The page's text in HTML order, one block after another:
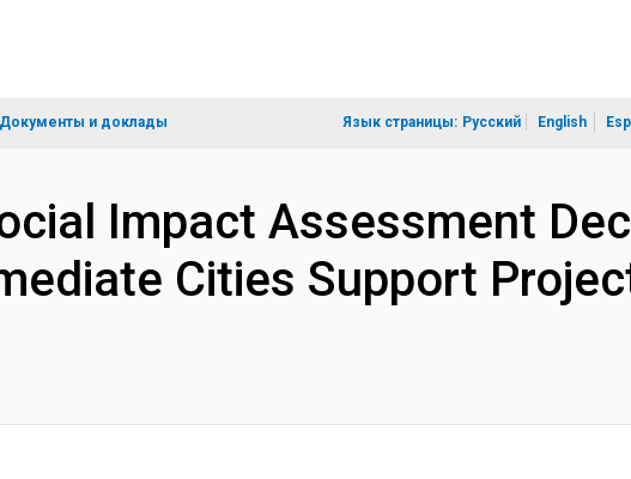
Документы и доклады Язык страницы: Русский English
Impact Assessment
Cities Support